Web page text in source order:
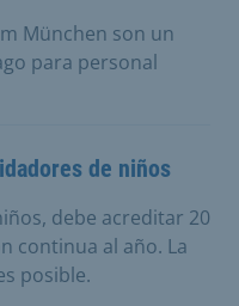
München son un
para personal
de niños
debe acreditar 20
continua al año. La
posible.